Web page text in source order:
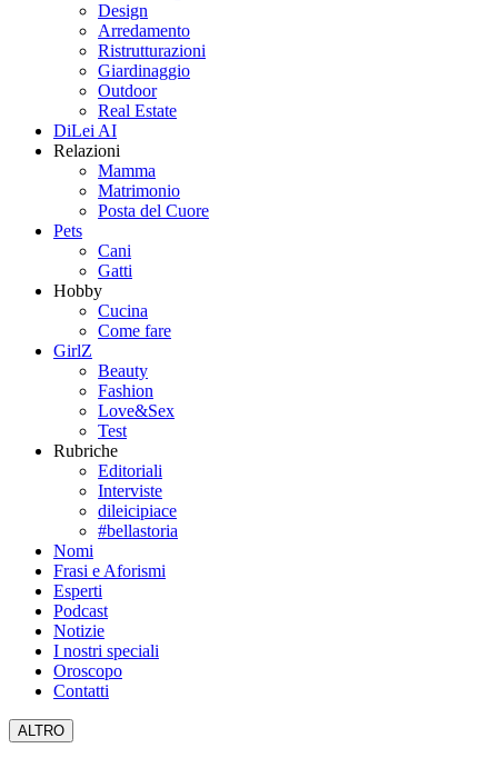
Design
Arredamento
Ristrutturazioni
Giardinaggio
Outdoor
Real Estate
DiLei AI
Relazioni
Mamma
Matrimonio
Posta del Cuore
Pets
Cani
Gatti
Hobby
Cucina
Come fare
GirlZ
Beauty
Fashion
Love&Sex
Test
Rubriche
Editoriali
Interviste
dileicipiace
#bellastoria
Nomi
Frasi e Aforismi
Esperti
Podcast
Notizie
I nostri speciali
Oroscopo
Contatti
ALTRO